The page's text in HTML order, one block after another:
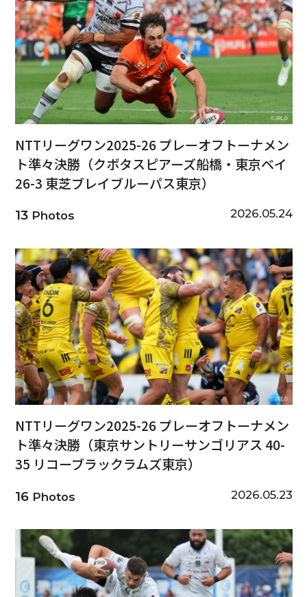
NTTリーグワン2025-26 プレーオフトーナメン
ト準々決勝（クボタスピアーズ船橋・東京ベイ
26-3 東芝ブレイブルーパス東京）
13Photos 2026.05.24
NTTリーグワン2025-26 プレーオフトーナメン
ト準々決勝（東京サントリーサンゴリアス 40-
35 リコーブラックラムズ東京）
16Photos 2026.05.23